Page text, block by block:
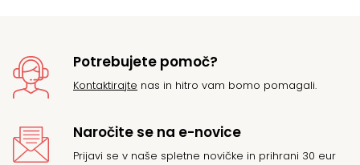
Potrebujete pomoč?
Kontaktirajte nas in hitro vam bomo pomagali.
Naročite se na e-novice
Prijavi se v naše spletne novičke in prihrani 30 eur